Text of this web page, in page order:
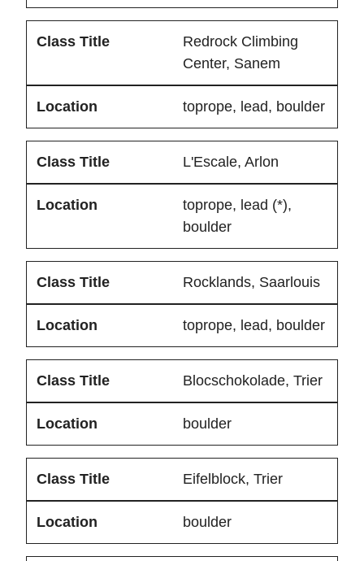
Redrock Climbing
Center, Sanem
toprope, lead, boulder
L'Escale, Arlon
toprope, lead (*),
boulder
Rocklands, Saarlouis
toprope, lead, boulder
Blocschokolade, Trier
boulder
Eifelblock, Trier
boulder